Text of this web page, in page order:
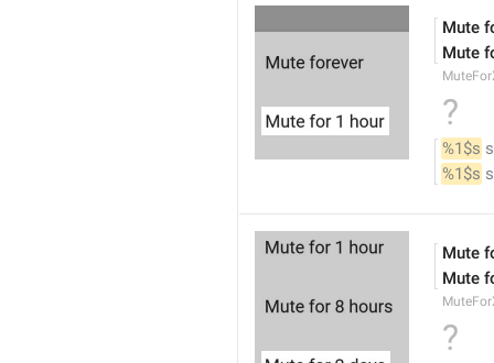
Mute
Mute
?
%1$s
%1$s
Mute
Mute
?